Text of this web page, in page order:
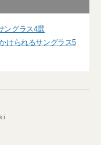
ングラス4選
けられるサングラス5